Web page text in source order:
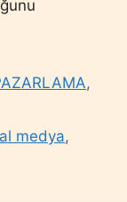
,
medya,